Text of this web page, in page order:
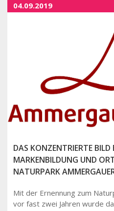
04.09.2019
DAS KONZENTRIERTE BILD
MARKENBILDUNG UND
NATURPARK
Mit der Ernennung zum
vor fast zwei Jahren wurde